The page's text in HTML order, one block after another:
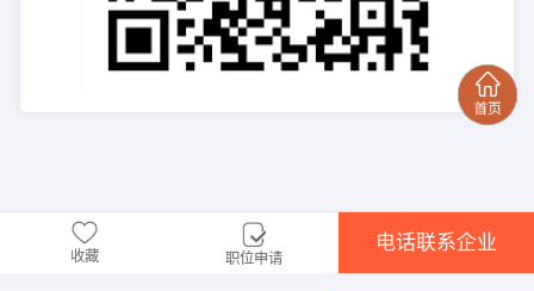
收藏 职位申请
电话联系企业